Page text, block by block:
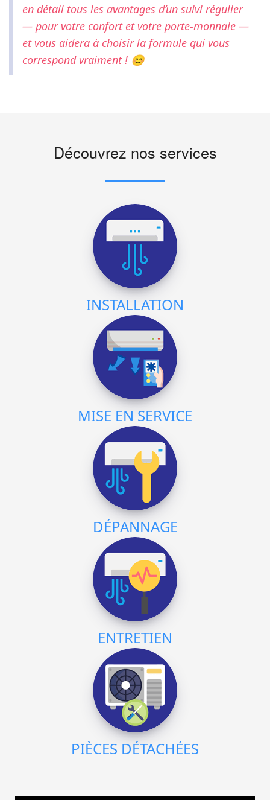
en détail tous les avantages d’un suivi régulier
— pour votre confort et votre porte-monnaie —
et vous aidera à choisir la formule qui vous
correspond vraiment ! 😊
Découvrez nos services
INSTALLATION
MISE EN SERVICE
DÉPANNAGE
ENTRETIEN
PIÈCES DÉTACHÉES